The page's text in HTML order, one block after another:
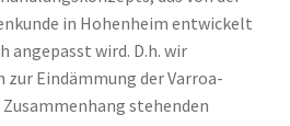
in Hohenheim entwickelt
angepasst wird. D.h. wir
zur Eindämmung der Varroa-
stehenden